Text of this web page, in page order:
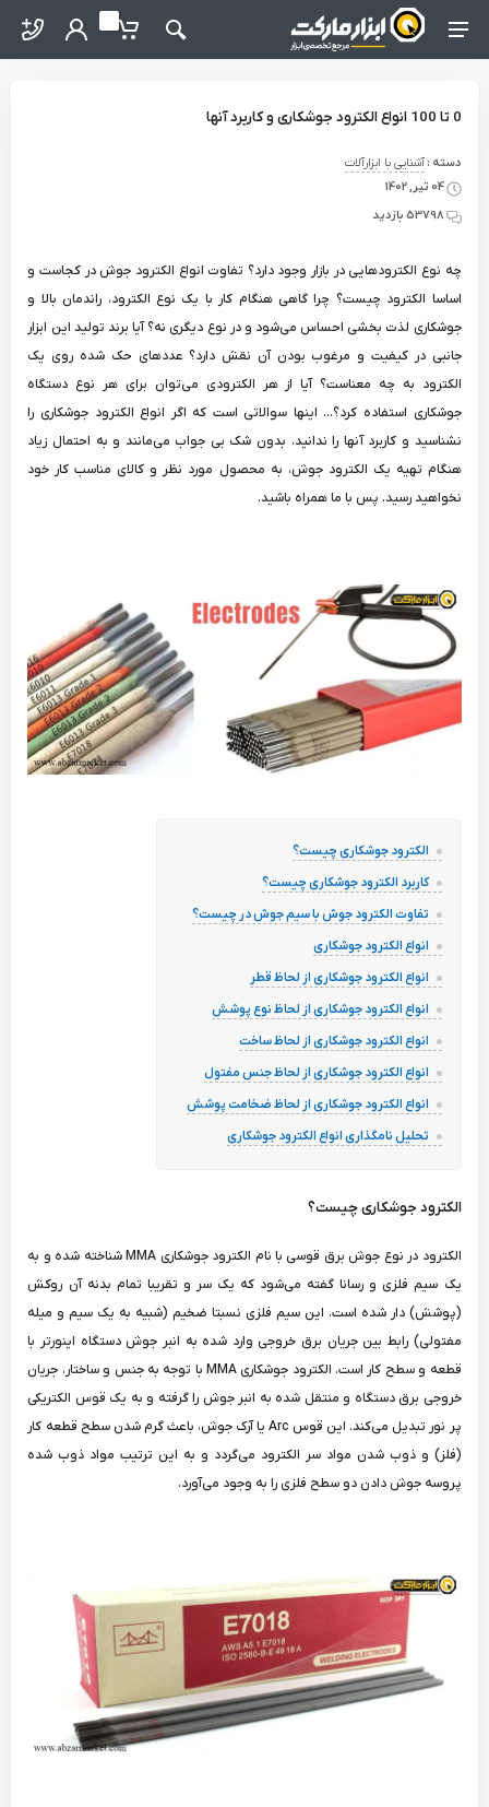
Menu Navigation
Search
My Basket
/ Forgot Password
0 تا 100 انواع الکترود جوشکاری و کاربرد آنها
دسته :آشنایی با ابزارآلات
04 تیر, 1402
53798 بازدید
چه نوع الکترودهایی در بازار وجود دارد؟ تفاوت انواع الکترود جوش در کجاست و
اساسا الکترود چیست؟ چرا گاهی هنگام کار با یک نوع الکترود، راندمان بالا و
جوشکاری لذت بخشی احساس می‌شود و در نوع دیگری نه؟ آیا برند تولید این ابزار
جانبی در کیفیت و مرغوب بودن آن نقش دارد؟ عددهای حک شده روی یک
الکترود به چه معناست؟ آیا از هر الکترودی می‌توان برای هر نوع دستگاه
جوشکاری استفاده کرد؟... اینها سوالاتی است که اگر انواع الکترود جوشکاری را
نشناسید و کاربرد آنها را ندانید، بدون شک بی جواب می‌مانند و به احتمال زیاد
هنگام تهیه یک الکترود جوش، به محصول مورد نظر و کالای مناسب کار خود
نخواهید رسید. پس با ما همراه باشید.
الکترود جوشکاری چیست؟
کاربرد الکترود جوشکاری چیست؟
تفاوت الکترود جوش با سیم جوش در چیست؟
انواع الکترود جوشکاری
انواع الکترود جوشکاری از لحاظ قطر
انواع الکترود جوشکاری از لحاظ نوع پوشش
انواع الکترود جوشکاری از لحاظ ساخت
انواع الکترود جوشکاری از لحاظ جنس مفتول
انواع الکترود جوشکاری از لحاظ ضخامت پوشش
تحلیل نامگذاری انواع الکترود جوشکاری
الکترود جوشکاری چیست؟
الکترود در نوع جوش برق قوسی با نام الکترود جوشکاری MMA شناخته شده و به
یک سیم فلزی و رسانا گفته می‌شود که یک سر و تقریبا تمام بدنه آن روکش
(پوشش) دار شده است. این سیم فلزی نسبتا ضخیم (شبیه به یک سیم و میله
مفتولی) رابط بین جریان برق خروجی وارد شده به انبر جوش دستگاه اینورتر با
قطعه و سطح کار است. الکترود جوشکاری MMA با توجه به جنس و ساختار، جریان
خروجی برق دستگاه و منتقل شده به انبر جوش را گرفته و به یک قوس الکتریکی
پر نور تبدیل می‌کند. این قوس Arc یا آرک جوش، باعث گرم شدن سطح قطعه کار
(فلز) و ذوب شدن مواد سر الکترود می‌گردد و به این ترتیب مواد ذوب شده
پروسه جوش دادن دو سطح فلزی را به وجود می‌آورد.